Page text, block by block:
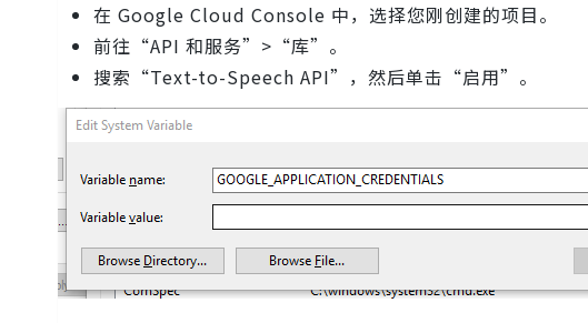
在 Google Cloud Console 中，选择您刚创建的项目。
前往“API 和服务”>“库”。
搜索“Text-to-Speech API”，然后单击“启用”。